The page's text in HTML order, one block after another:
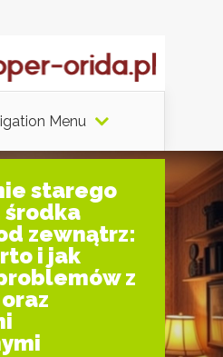
Menu
starego
środka
zewnątrz:
i jak
z